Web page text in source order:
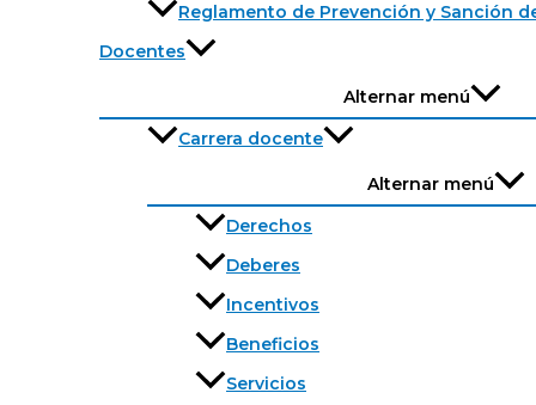
Reglamento de Prevención y Sanción
Docentes
Alternar menú
Carrera docente
Alternar menú
Derechos
Deberes
Incentivos
Beneficios
Servicios